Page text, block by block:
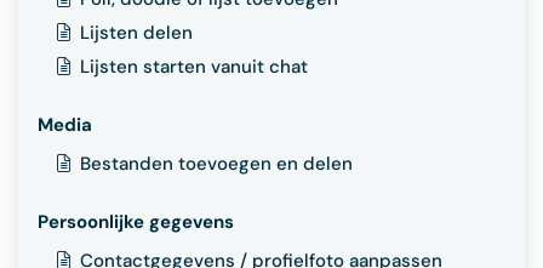
Lijsten delen
Lijsten starten vanuit chat
Media
Bestanden toevoegen en delen
Persoonlijke gegevens
Contactgegevens / profielfoto aanpassen